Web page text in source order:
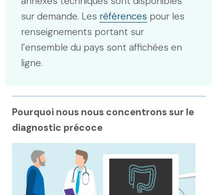
sur demande. Les références pour les
renseignements portant sur
l’ensemble du pays sont affichées en
ligne.
Pourquoi nous nous concentrons sur le
diagnostic précoce